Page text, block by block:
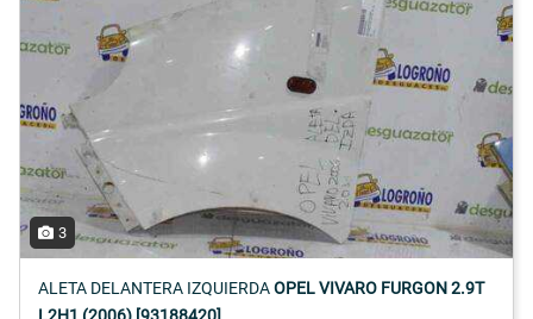
3
ALETA DELANTERA IZQUIERDAOPEL VIVARO FURGON 2.9T
L2H1 (2006) [93188420]